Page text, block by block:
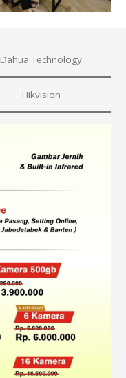
Dahua Technology
Hikvision